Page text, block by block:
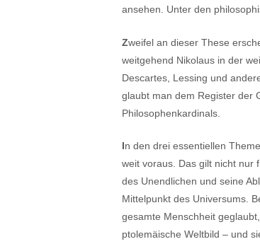
ansehen. Unter den
Zweifel an dieser These
weitgehend Nikolaus in der
Descartes, Lessing und
glaubt man dem Register der
Philosophenkardinals.
In den drei essentiellen
weit voraus. Das gilt nicht nur
des Unendlichen und seine
Mittelpunkt des Universums.
gesamte Menschheit
ptolemäische Weltbild – und